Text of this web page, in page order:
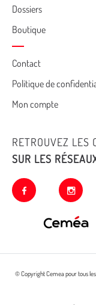
Dossiers
Boutique
Cemea
footer
Contact
Politique de
Mon compte
RETROUVEZ LES
SUR LES
facebook
© Copyright Cemea pour tous